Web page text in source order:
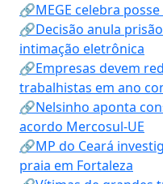
🔗MEGE celebra posse
🔗Decisão anula
intimação eletrônica
🔗Empresas devem
trabalhistas em ano
🔗Nelsinho aponta
acordo Mercosul-UE
🔗MP do Ceará
praia em Fortaleza